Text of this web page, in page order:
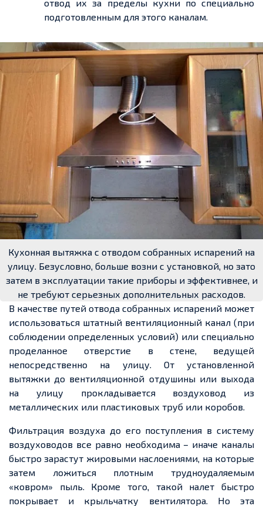
отвод их за пределы кухни по специально
подготовленным для этого каналам.
Кухонная вытяжка с отводом собранных испарений на
улицу. Безусловно, больше возни с установкой, но зато
затем в эксплуатации такие приборы и эффективнее, и
не требуют серьезных дополнительных расходов.
В качестве путей отвода собранных испарений может
использоваться штатный вентиляционный канал (при
соблюдении определенных условий) или специально
проделанное отверстие в стене, ведущей
непосредственно на улицу. От установленной
вытяжки до вентиляционной отдушины или выхода
на улицу прокладывается воздуховод из
металлических или пластиковых труб или коробов.
Фильтрация воздуха до его поступления в систему
воздуховодов все равно необходима – иначе каналы
быстро зарастут жировыми наслоениями, на которые
затем ложиться плотным трудноудаляемым
«ковром» пыль. Кроме того, такой налет быстро
покрывает и крыльчатку вентилятора. Но эта